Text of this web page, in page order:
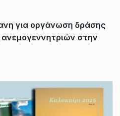
για οργάνωση δράσης
στην